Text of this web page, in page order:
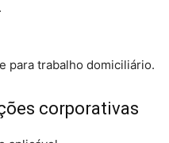
para trabalho domiciliário.
corporativas